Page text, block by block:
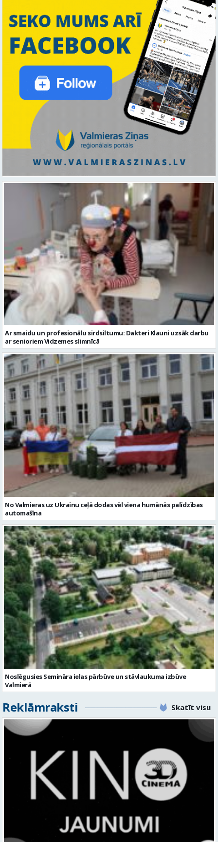
Ar smaidu un profesionālu sirdsiltumu: Dakteri Klauni uzsāk darbu
ar senioriem Vidzemes slimnīcā
No Valmieras uz Ukrainu ceļā dodas vēl viena humānās palīdzības
automašīna
Noslēgusies Semināra ielas pārbūve un stāvlaukuma izbūve
Valmierā
Reklāmraksti Skatīt visu